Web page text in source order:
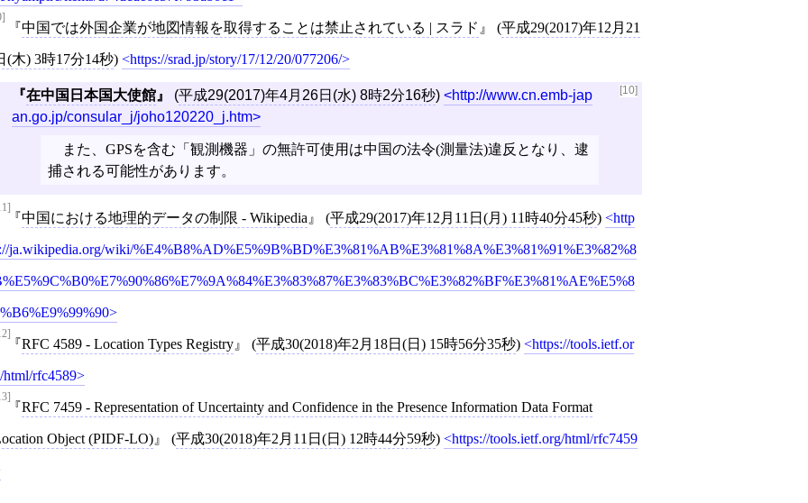
中国では外国企業が地図情報を取得することは禁止されている | スラド (平成29(2017)年12月21
(木) 3時17分14秒) https://srad.jp/story/17/12/20/077206/
[10]
在中国日本国大使館 (平成29(2017)年4月26日(水) 8時2分16秒)
http://www.cn.emb-jap
an.go.jp/consular_j/joho120220_j.htm
また、GPSを含む「観測機器」の無許可使用は中国の法令(測量法)違反となり、逮
捕される可能性があります。
中国における地理的データの制限 - Wikipedia (平成29(2017)年12月11日(月) 11時40分45秒) http
ja.wikipedia.org/wiki/%E4%B8%AD%E5%9B%BD%E3%81%AB%E3%81%8A%E3%81%91%E3%82%8
RFC 4589 - Location Types Registry (平成30(2018)年2月18日(日) 15時56分35秒) https://tools.ietf.or
html/rfc4589
RFC 7459 - Representation of Uncertainty and Confidence in the Presence Information Data Format
Object (PIDF-LO) (平成30(2018)年2月11日(日) 12時44分59秒) https://tools.ietf.org/html/rfc7459